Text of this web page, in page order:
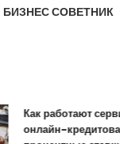
БИЗНЕС СОВЕТНИК
Как работают
онлайн-